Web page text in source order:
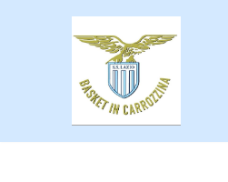
contenuto